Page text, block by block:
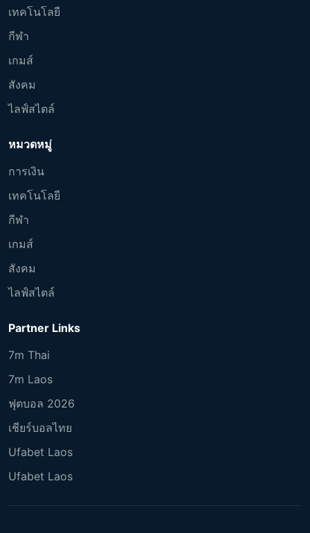
เทคโนโลยี
กีฬา
เกมส์
สังคม
ไลฟ์สไตล์
หมวดหมู่
การเงิน
เทคโนโลยี
กีฬา
เกมส์
สังคม
ไลฟ์สไตล์
Partner Links
7m Thai
7m Laos
ฟุตบอล 2026
เชียร์บอลไทย
Ufabet Laos
Ufabet Laos